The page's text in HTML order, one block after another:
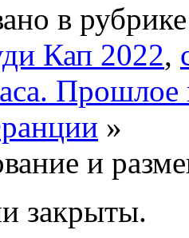
в
Кап 2022,
Прошлое
»
и
закрыты.